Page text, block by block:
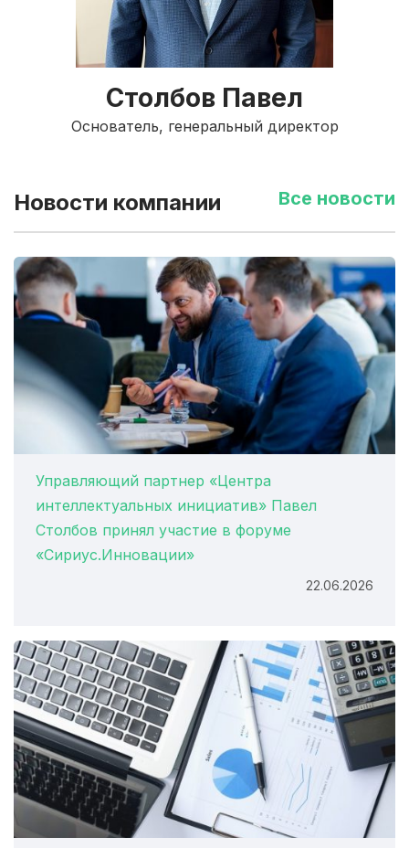
Столбов Павел
Основатель, генеральный директор
Новости компании Все новости
Управляющий партнер «Центра
интеллектуальных инициатив» Павел
Столбов принял участие в форуме
«Сириус.Инновации»
22.06.2026